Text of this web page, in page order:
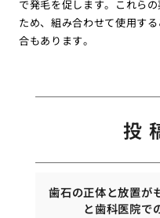
で発毛を促します。これら
ため、組み合わせて使用す
合もあります。
投
歯石の正体と放置が
と歯科医院で